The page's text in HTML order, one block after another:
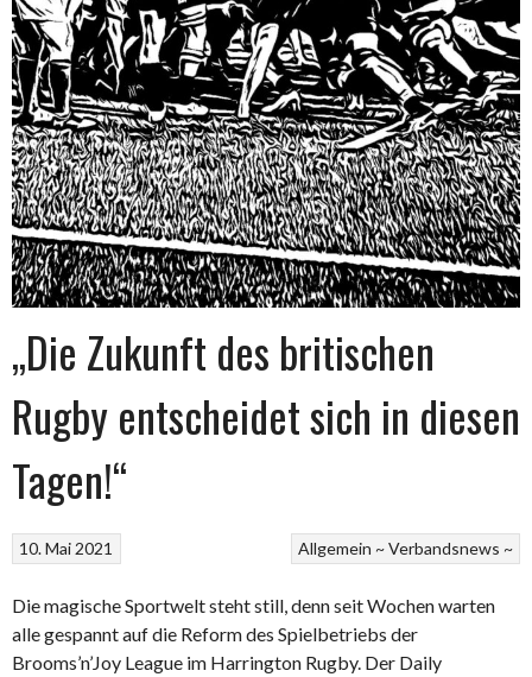
„Die Zukunft des britischen
Rugby entscheidet sich in diesen
Tagen!“
Allgemein ~Verbandsnews ~
10. Mai 2021
Die magische Sportwelt steht still, denn seit Wochen warten
alle gespannt auf die Reform des Spielbetriebs der
Brooms’n’Joy League im Harrington Rugby. Der Daily